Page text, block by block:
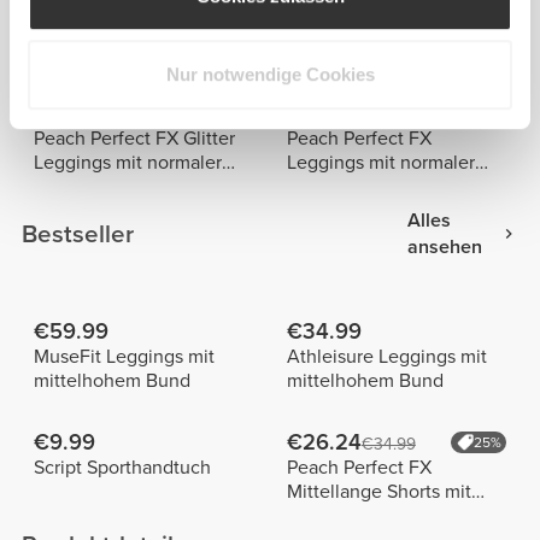
Nur notwendige Cookies
Roadrunner Leggings mit
Peach Perfect Pocket
Taille
Peach Perfect FX Glitter
Leggings mit normaler
Peach Perfect FX
Leggings mit normaler
Bestseller
Alles
ansehen
€59.99
MuseFit Leggings mit
mittelhohem Bund
€34.99
Athleisure Leggings mit
mittelhohem Bund
€9.99
Script Sporthandtuch
€26.24€34.99 25%
Peach Perfect FX
Mittellange Shorts mit